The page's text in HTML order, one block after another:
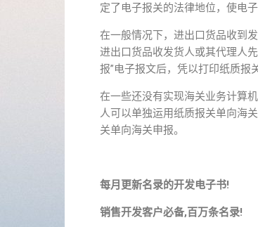
定了电子报关的法律地位，使电
在一般情况下，进出口货品收到
进出口货品收发货人或其代理人
报”电子报文后，凭以打印纸质报
在一些还没有实现海关业务计算
人可以单独运用纸质报关单向海
关单向海关申报。
每月更新名录的开发电子书!
销售开发客户必备,百万条名录!